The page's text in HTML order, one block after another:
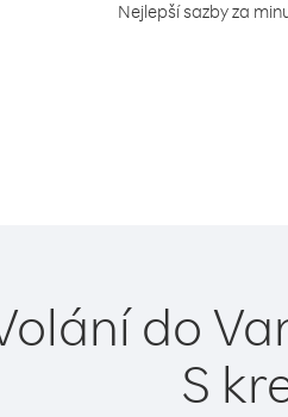
Nejlepší sazby za
do
S